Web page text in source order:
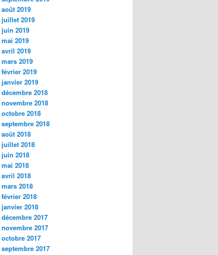
août 2019
juillet 2019
juin 2019
mai 2019
avril 2019
mars 2019
février 2019
janvier 2019
décembre 2018
novembre 2018
octobre 2018
septembre 2018
août 2018
juillet 2018
juin 2018
mai 2018
avril 2018
mars 2018
février 2018
janvier 2018
décembre 2017
novembre 2017
octobre 2017
septembre 2017